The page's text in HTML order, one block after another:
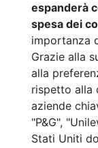
espanderà
spesa dei
importanza
Grazie alla
alla
rispetto alla
aziende
"P&G",
Stati Uniti